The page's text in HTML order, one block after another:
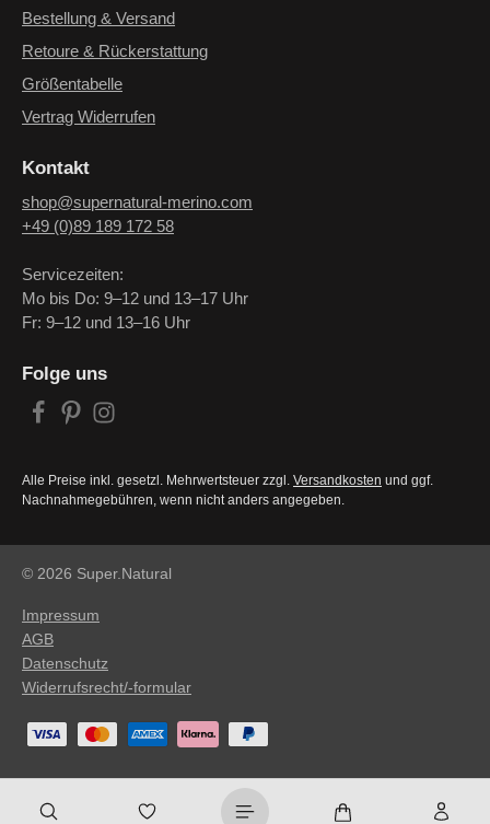
Folge uns
Alle Preise inkl. gesetzl. Mehrwertsteuer zzgl. Versandkosten und ggf.
Nachnahmegebühren, wenn nicht anders angegeben.
Bestellung & Versand
Retoure & Rückerstattung
Größentabelle
Vertrag Widerrufen
Kontakt
shop@supernatural-merino.com
+49 (0)89 189 172 58
Servicezeiten:
Mo bis Do: 9–12 und 13–17 Uhr
Fr: 9–12 und 13–16 Uhr
© 2026 Super.Natural
Impressum
AGB
Datenschutz
Widerrufsrecht/-formular